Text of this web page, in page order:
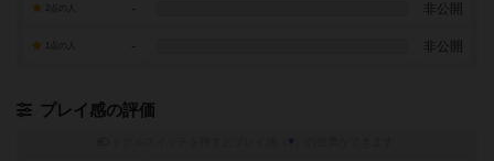
- 非公開
- 非公開
プレイ感の評価
※